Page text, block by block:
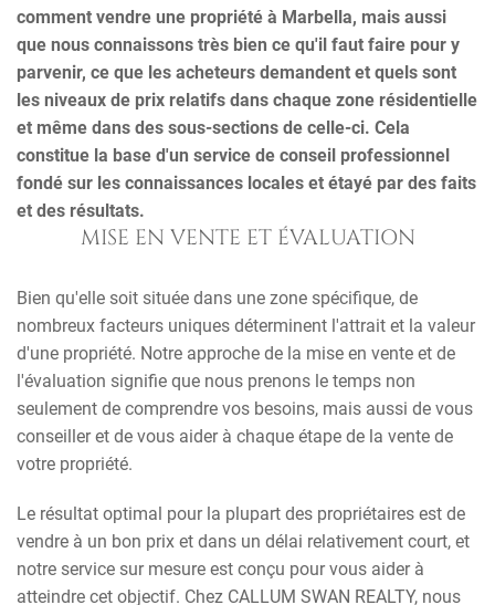
comment vendre une propriété à Marbella, mais aussi
que nous connaissons très bien ce qu'il faut faire pour y
parvenir, ce que les acheteurs demandent et quels sont
les niveaux de prix relatifs dans chaque zone résidentielle
et même dans des sous-sections de celle-ci. Cela
constitue la base d'un service de conseil professionnel
fondé sur les connaissances locales et étayé par des faits
et des résultats.
MISE EN VENTE ET ÉVALUATION
Bien qu'elle soit située dans une zone spécifique, de
nombreux facteurs uniques déterminent l'attrait et la valeur
d'une propriété. Notre approche de la mise en vente et de
l'évaluation signifie que nous prenons le temps non
seulement de comprendre vos besoins, mais aussi de vous
conseiller et de vous aider à chaque étape de la vente de
votre propriété.
Le résultat optimal pour la plupart des propriétaires est de
vendre à un bon prix et dans un délai relativement court, et
notre service sur mesure est conçu pour vous aider à
atteindre cet objectif. Chez CALLUM SWAN REALTY, nous